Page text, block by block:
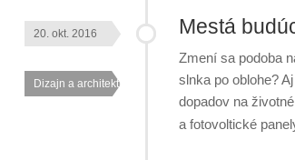
Mestá
20. okt. 2016
Dizajn a architektúra
Zmení sa podoba
slnka po oblohe?
dopadov na
a fotovoltické